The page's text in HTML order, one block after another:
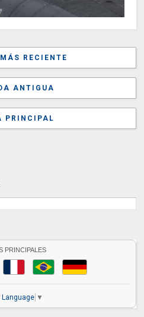
RECIENTE
ANTIGUA
PRINCIPAL
PRINCIPALES
Language ▼